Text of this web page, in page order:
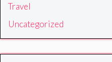
Travel
Uncategorized